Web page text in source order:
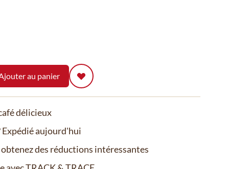
au panier
délicieux
Expédié aujourd'hui
des réductions intéressantes